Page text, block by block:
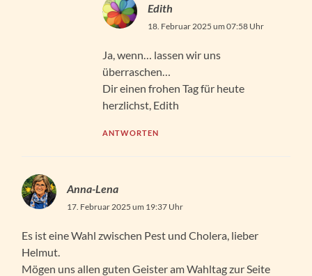
Edith
18. Februar 2025 um 07:58 Uhr
Ja, wenn… lassen wir uns
überraschen…
Dir einen frohen Tag für heute
herzlichst, Edith
ANTWORTEN
Anna-Lena
17. Februar 2025 um 19:37 Uhr
Es ist eine Wahl zwischen Pest und Cholera, lieber
Helmut.
Mögen uns allen guten Geister am Wahltag zur Seite